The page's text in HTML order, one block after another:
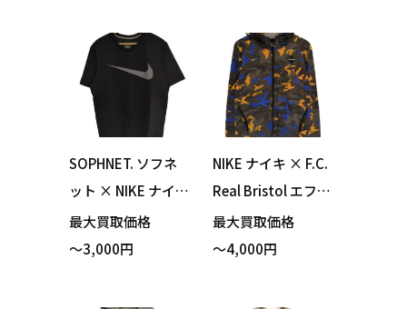
ました！
XLサイズ 買い取り
ました！
SOPHNET. ソフネ
ット × NIKE ナイキ
BQ2971-010 AS M
NK QS SS TEE Tシ
最大買取価格
～3,000円
NIKE ナイキ × F.C.
Real Bristol エフシ
ーレアルブリスト
ル 640471-840 ジ
最大買取価格
～4,000円